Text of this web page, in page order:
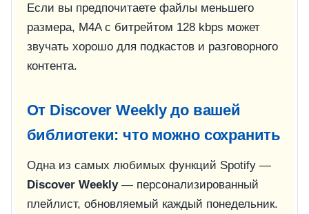
Если вы предпочитаете файлы меньшего
размера, M4A с битрейтом 128 kbps может
звучать хорошо для подкастов и разговорного
контента.
От Discover Weekly до вашей
библиотеки: что можно сохранить
Одна из самых любимых функций Spotify —
Discover Weekly— персонализированный
плейлист, обновляемый каждый понедельник.